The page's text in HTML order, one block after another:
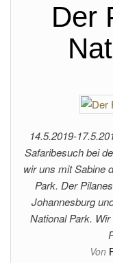
Der
14.5.2019-
Safaribesuch bei
wir uns mit Sabine
Park. Der
Johannesburg
National Park.
Von